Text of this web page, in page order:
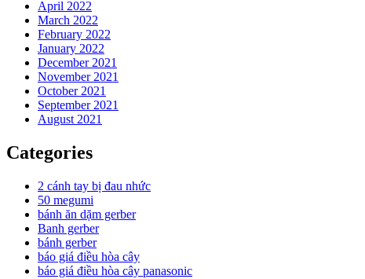
April 2022
March 2022
February 2022
January 2022
December 2021
November 2021
October 2021
September 2021
August 2021
Categories
2 cánh tay bị đau nhức
50 megumi
bánh ăn dặm gerber
Banh gerber
bánh gerber
báo giá điều hòa cây
báo giá điều hòa cây panasonic